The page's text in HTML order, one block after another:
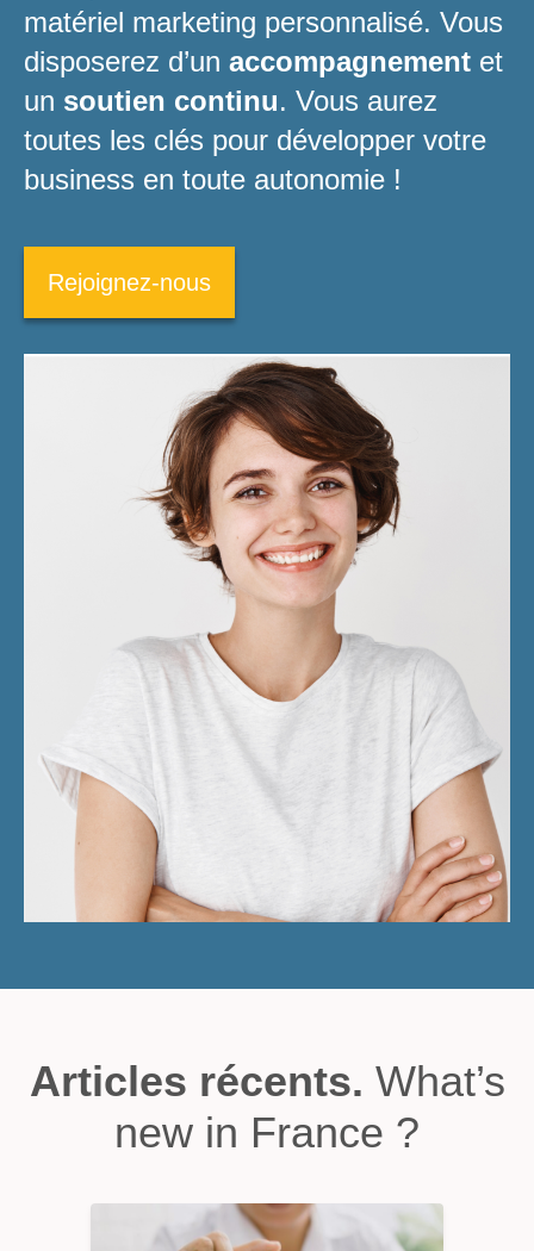
matériel marketing personnalisé. Vous
disposerez d’un accompagnement et
un soutien continu. Vous aurez
toutes les clés pour développer votre
business en toute autonomie !
Rejoignez-nous
Articles récents. What’s
new in France ?